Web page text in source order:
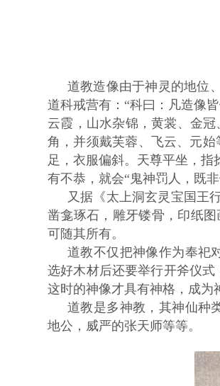
道教造像由于神灵的地位
道科戒营有：“科曰：凡造像
云霞，山水杂锦，黄裳、金
角，并须戴芙蓉、飞云、元
足，衣服偏斜。天尊平坐，
有不恭，就会“鬼神罚人，既非
又据《太上洞玄灵宝国王
凿龛琢石，雕牙镂骨，印纸
可随其所有。
道教不仅把神像作为奉祀
选好木材后还要举行开斧仪式
这时的神像才具有神格，成为
道教是多神教，其神仙种
地公，威严的张天师等等。